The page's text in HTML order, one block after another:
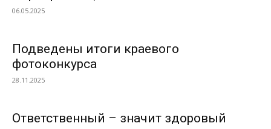
06.05.2025
Подведены итоги краевого
фотоконкурса
28.11.2025
Ответственный – значит здоровый